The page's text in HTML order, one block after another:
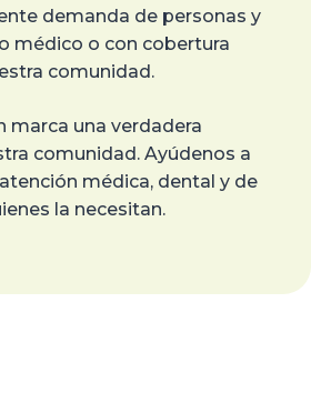
demanda de personas y
médico o con cobertura
comunidad.
marca una verdadera
comunidad. Ayúdenos a
médica, dental y de
la necesitan.